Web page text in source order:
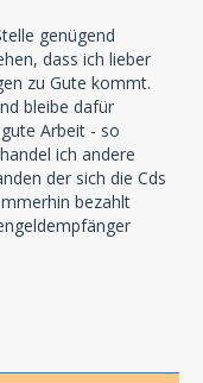
genügend
dass ich lieber
zu Gute kommt.
bleibe dafür
Arbeit - so
ich andere
der sich die Cds
bezahlt